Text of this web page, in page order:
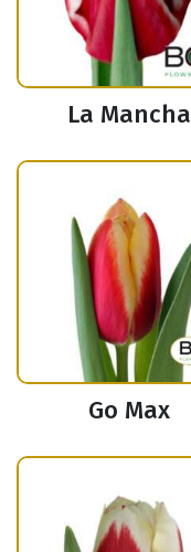
La Mancha
Go Max